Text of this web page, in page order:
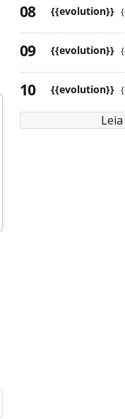
{{evolution}}
{{evolution}}
{{evolution}}